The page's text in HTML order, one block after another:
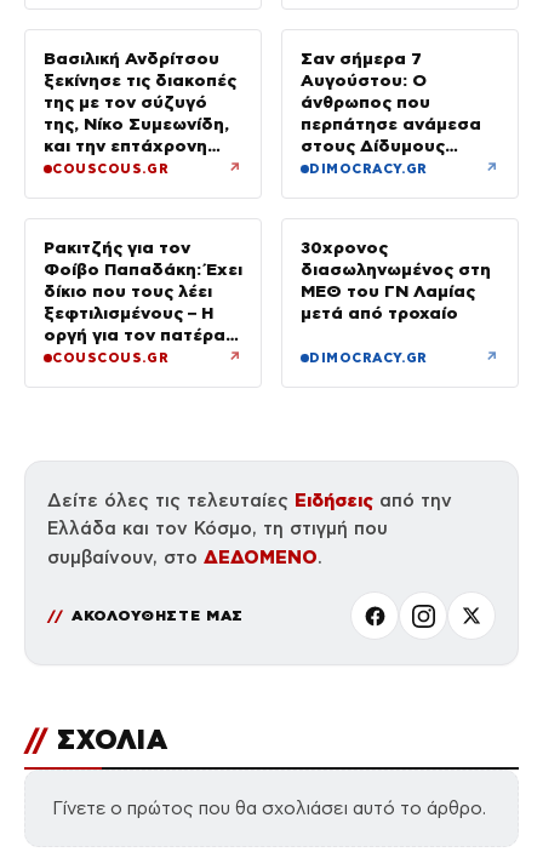
Βασιλική Ανδρίτσου
ξεκίνησε τις διακοπές
της με τον σύζυγό
της, Νίκο Συμεωνίδη,
και την επτάχρονη
κόρη τους
COUSCOUS.GR ↗
Σαν σήμερα 7
Αυγούστου: Ο
άνθρωπος που
περπάτησε ανάμεσα
στους Δίδυμους
Πύργους
DIMOCRACY.GR ↗
Ρακιτζής για τον
Φοίβο Παπαδάκη: Έχει
δίκιο που τους λέει
ξεφτιλισμένους – Η
οργή για τον πατέρα
του
COUSCOUS.GR ↗
30χρονος
διασωληνωμένος στη
ΜΕΘ του ΓΝ Λαμίας
μετά από τροχαίο
DIMOCRACY.GR ↗
Δείτε όλες τις τελευταίες Ειδήσεις από την
Ελλάδα και τον Κόσμο, τη στιγμή που
συμβαίνουν, στο ΔΕΔΟΜΕΝΟ.
ΑΚΟΛΟΥΘΗΣΤΕ ΜΑΣ
// ΣΧΟΛΙΑ
Γίνετε ο πρώτος που θα σχολιάσει αυτό το άρθρο.